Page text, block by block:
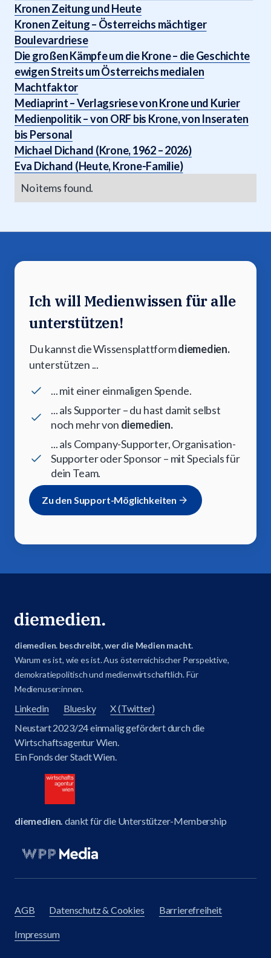
Kronen Zeitung und Heute
Kronen Zeitung – Österreichs mächtiger
Boulevardriese
Die großen Kämpfe um die Krone – die Geschichte
ewigen Streits um Österreichs medialen
Machtfaktor
Mediaprint – Verlagsriese von Krone und Kurier
Medienpolitik – von ORF bis Krone, von Inseraten
bis Personal
Michael Dichand (Krone, 1962 – 2026)
Eva Dichand (Heute, Krone-Familie)
No items found.
Ich will Medienwissen für alle
unterstützen!
Du kannst die Wissensplattformdiemedien.
unterstützen ...
... mit einer einmaligen Spende.
... als Supporter – du hast damit selbst
noch mehr von diemedien.
... als Company-Supporter, Organisation-
Supporter oder Sponsor – mit Specials für
dein Team.
Zu den Support-Möglichkeiten
diemedien. beschreibt, wer die Medien macht.
Warum es ist, wie es ist. Aus österreichischer Perspektive,
demokratiepolitisch und medienwirtschaftlich. Für
Medienuser:innen.
Linkedin Bluesky
X (Twitter)
Neustart 2023/24 einmalig gefördert durch die
Wirtschaftsagentur Wien.
Ein Fonds der Stadt Wien.
diemedien. dankt für die Unterstützer-Membership
AGB Datenschutz & Cookies Barrierefreiheit
Impressum